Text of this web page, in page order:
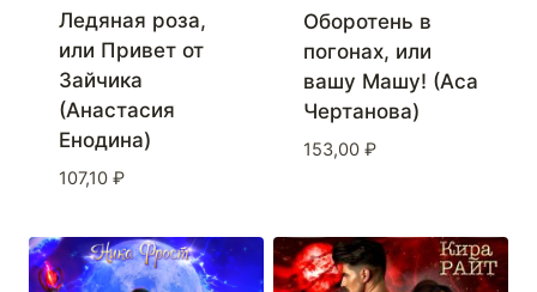
Ледяная роза,
или Привет от
Зайчика
(Анастасия
Енодина)
107,10 ₽
Оборотень в
погонах, или
вашу Машу! (Аса
Чертанова)
153,00 ₽